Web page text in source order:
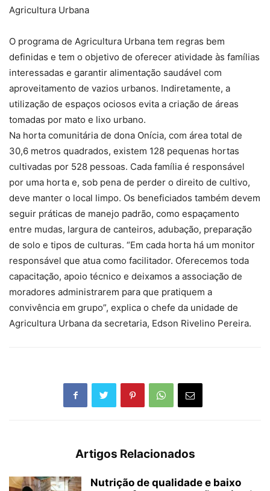
Agricultura Urbana
O programa de Agricultura Urbana tem regras bem
definidas e tem o objetivo de oferecer atividade às famílias
interessadas e garantir alimentação saudável com
aproveitamento de vazios urbanos. Indiretamente, a
utilização de espaços ociosos evita a criação de áreas
tomadas por mato e lixo urbano.
Na horta comunitária de dona Onícia, com área total de
30,6 metros quadrados, existem 128 pequenas hortas
cultivadas por 528 pessoas. Cada família é responsável
por uma horta e, sob pena de perder o direito de cultivo,
deve manter o local limpo. Os beneficiados também devem
seguir práticas de manejo padrão, como espaçamento
entre mudas, largura de canteiros, adubação, preparação
de solo e tipos de culturas. “Em cada horta há um monitor
responsável que atua como facilitador. Oferecemos toda
capacitação, apoio técnico e deixamos a associação de
moradores administrarem para que pratiquem a
convivência em grupo”, explica o chefe da unidade de
Agricultura Urbana da secretaria, Edson Rivelino Pereira.
Artigos Relacionados
Nutrição de qualidade e baixo